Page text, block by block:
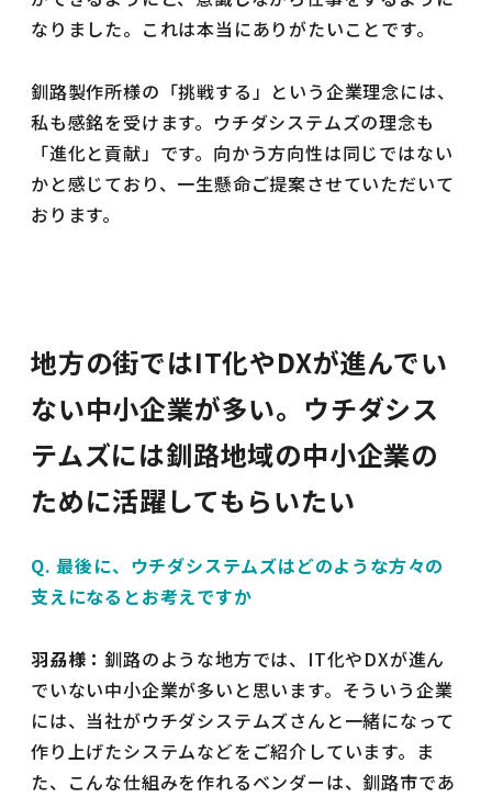
なりました。これは本当にありがたいことです。
釧路製作所様の「挑戦する」という企業理念には、
私も感銘を受けます。ウチダシステムズの理念も
「進化と貢献」です。向かう方向性は同じではない
かと感じており、一生懸命ご提案させていただいて
おります。
地方の街ではIT化やDXが進んでい
ない中小企業が多い。ウチダシス
テムズには釧路地域の中小企業の
ために活躍してもらいたい
Q. 最後に、ウチダシステムズはどのような方々の
支えになるとお考えですか
羽刕様：釧路のような地方では、IT化やDXが進ん
でいない中小企業が多いと思います。そういう企業
には、当社がウチダシステムズさんと一緒になって
作り上げたシステムなどをご紹介しています。ま
た、こんな仕組みを作れるベンダーは、釧路市であ